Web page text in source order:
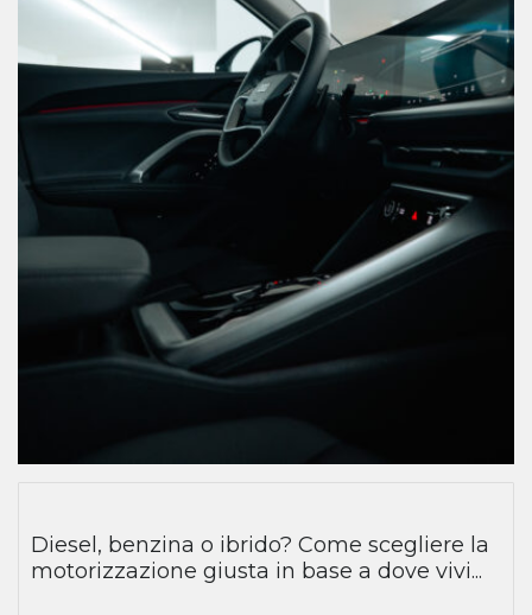
Diesel, benzina o ibrido? Come scegliere la
motorizzazione giusta in base a dove vivi...